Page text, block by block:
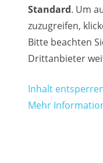
Standard. Um
zuzugreifen,
Bitte beachten
Drittanbieter
Inhalt
Mehr